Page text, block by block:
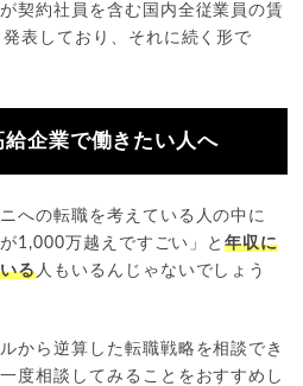
が契約社員を含む国内全従業員の賃
表しており、それに続く形で
企業で働きたい人へ
への転職を考えている人の中に
1,000万越えですごい」と年収に
る人もいるんじゃないでしょう
から逆算した転職戦略を相談でき
度相談してみることをおすすめし